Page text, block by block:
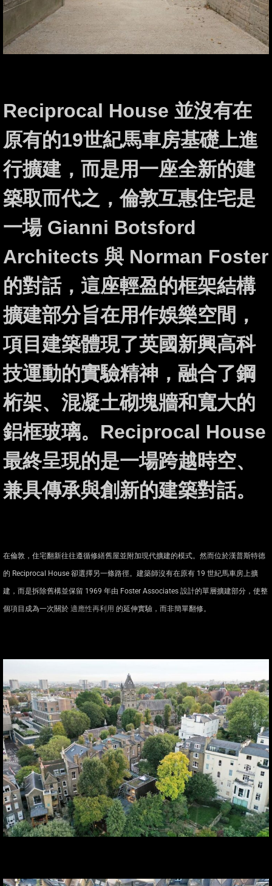
Reciprocal House 並沒有在
原有的19世紀馬車房基礎上進
行擴建，而是用一座全新的建
築取而代之，倫敦互惠住宅是
一場 Gianni Botsford
Architects 與 Norman Foster
的對話，這座輕盈的框架結構
擴建部分旨在用作娛樂空間，
項目建築體現了英國新興高科
技運動的實驗精神，融合了鋼
桁架、混凝土砌塊牆和寬大的
鋁框玻璃。Reciprocal House
最終呈現的是一場跨越時空、
兼具傳承與創新的建築對話。
在倫敦，住宅翻新往往遵循修繕舊屋並附加現代擴建的模式。然而位於漢普斯特德
的 Reciprocal House 卻選擇另一條路徑。建築師沒有在原有 19 世紀馬車房上擴
建，而是拆除舊構並保留 1969 年由 Foster Associates 設計的單層擴建部分，使整
個項目成為一次關於 適應性再利用 的延伸實驗，而非簡單翻修。